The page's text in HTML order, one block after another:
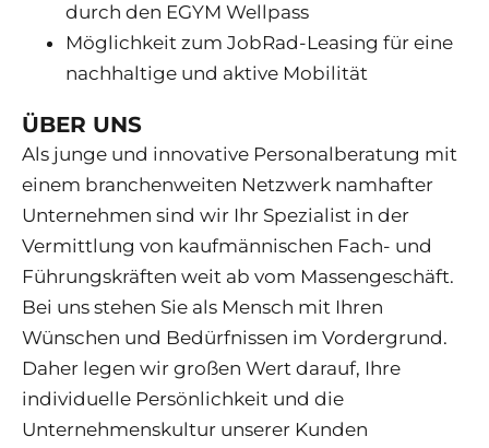
durch den EGYM Wellpass
Möglichkeit zum JobRad-Leasing für eine
nachhaltige und aktive Mobilität
ÜBER UNS
Als junge und innovative Personalberatung mit
einem branchenweiten Netzwerk namhafter
Unternehmen sind wir Ihr Spezialist in der
Vermittlung von kaufmännischen Fach- und
Führungskräften weit ab vom Massengeschäft.
Bei uns stehen Sie als Mensch mit Ihren
Wünschen und Bedürfnissen im Vordergrund.
Daher legen wir großen Wert darauf, Ihre
individuelle Persönlichkeit und die
Unternehmenskultur unserer Kunden